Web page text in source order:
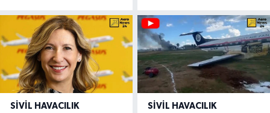
SIVIL HAVACILIK SIVIL HAVACILIK